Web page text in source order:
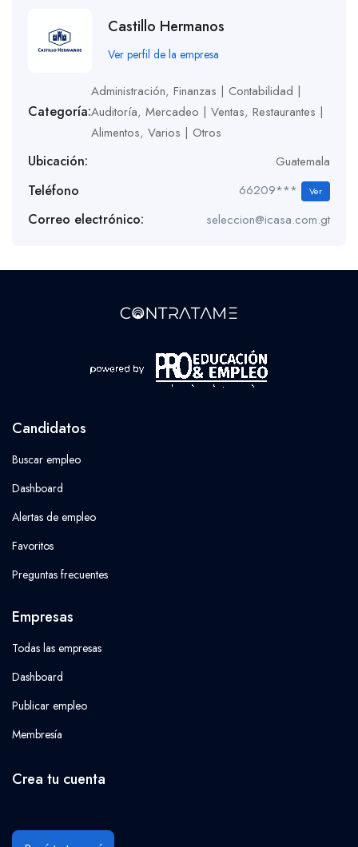
Castillo Hermanos
Ver perfil de la empresa
Categoría:
Administración, Finanzas | Contabilidad |
Auditoría, Mercadeo | Ventas, Restaurantes |
Alimentos, Varios | Otros
Ubicación: Guatemala
Teléfono 66209*** Ver
Correo electrónico: seleccion@icasa.com.gt
Candidatos
Buscar empleo
Dashboard
Alertas de empleo
Favoritos
Preguntas frecuentes
Empresas
Todas las empresas
Dashboard
Publicar empleo
Membresía
Crea tu cuenta